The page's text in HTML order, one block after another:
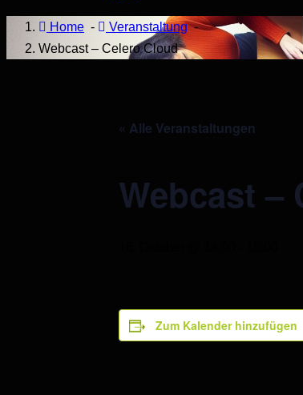
Home - Veranstaltung-
Webcast – Celero Cloud
« Alle Veranstaltungen
Webcast –
Zum Kalender hinzufügen